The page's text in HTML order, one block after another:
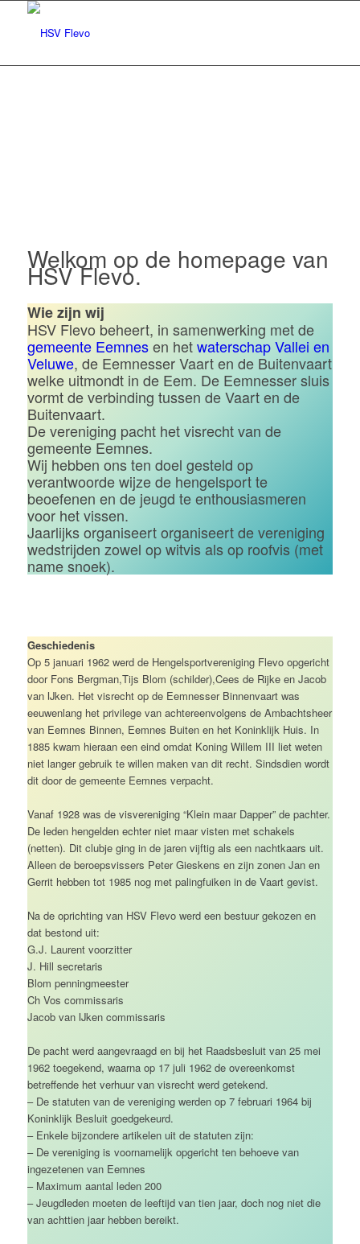
Welkom op de homepage van
HSV Flevo.
Wie zijn wij
HSV Flevo beheert, in samenwerking met de
gemeente Eemnesen hetwaterschap Vallei en
Veluwe, de Eemnesser Vaart en de Buitenvaart
welke uitmondt in de Eem. De Eemnesser sluis
vormt de verbinding tussen de Vaart en de
Buitenvaart.
De vereniging pacht het visrecht van de
gemeente Eemnes.
Wij hebben ons ten doel gesteld op
verantwoorde wijze de hengelsport te
beoefenen en de jeugd te enthousiasmeren
voor het vissen.
Jaarlijks organiseert organiseert de vereniging
wedstrijden zowel op witvis als op roofvis (met
name snoek).
Geschiedenis
Op 5 januari 1962 werd de Hengelsportvereniging Flevo opgericht
door Fons Bergman,Tijs Blom (schilder),Cees de Rijke en Jacob
van IJken. Het visrecht op de Eemnesser Binnenvaart was
eeuwenlang het privilege van achtereenvolgens de Ambachtsheer
van Eemnes Binnen, Eemnes Buiten en het Koninklijk Huis. In
1885 kwam hieraan een eind omdat Koning Willem III liet weten
niet langer gebruik te willen maken van dit recht. Sindsdien wordt
dit door de gemeente Eemnes verpacht.
Vanaf 1928 was de visvereniging “Klein maar Dapper” de pachter.
De leden hengelden echter niet maar visten met schakels
(netten). Dit clubje ging in de jaren vijftig als een nachtkaars uit.
Alleen de beroepsvissers Peter Gieskens en zijn zonen Jan en
Gerrit hebben tot 1985 nog met palingfuiken in de Vaart gevist.
Na de oprichting van HSV Flevo werd een bestuur gekozen en
dat bestond uit:
G.J. Laurent voorzitter
J. Hill secretaris
Blom penningmeester
Ch Vos commissaris
Jacob van IJken commissaris
De pacht werd aangevraagd en bij het Raadsbesluit van 25 mei
1962 toegekend, waarna op 17 juli 1962 de overeenkomst
betreffende het verhuur van visrecht werd getekend.
– De statuten van de vereniging werden op 7 februari 1964 bij
Koninklijk Besluit goedgekeurd.
– Enkele bijzondere artikelen uit de statuten zijn:
– De vereniging is voornamelijk opgericht ten behoeve van
ingezetenen van Eemnes
– Maximum aantal leden 200
– Jeugdleden moeten de leeftijd van tien jaar, doch nog niet die
van achttien jaar hebben bereikt.